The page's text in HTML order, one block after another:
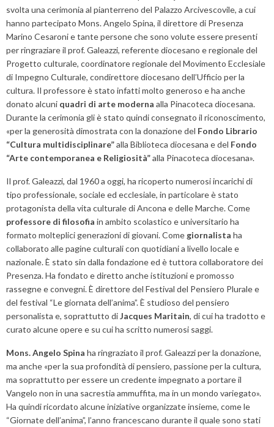
svolta una cerimonia al pianterreno del Palazzo Arcivescovile, a cui
hanno partecipato Mons. Angelo Spina, il direttore di Presenza
Marino Cesaroni e tante persone che sono volute essere presenti
per ringraziare il prof. Galeazzi, referente diocesano e regionale del
Progetto culturale, coordinatore regionale del Movimento Ecclesiale
di Impegno Culturale, condirettore diocesano dell’Ufficio per la
cultura. Il professore è stato infatti molto generoso e ha anche
donato alcuni quadri di arte moderna alla Pinacoteca diocesana.
Durante la cerimonia gli è stato quindi consegnato il riconoscimento,
«per la generosità dimostrata con la donazione del Fondo Librario
“Cultura multidisciplinare”alla Biblioteca diocesana e del Fondo
“Arte contemporanea e Religiosità”alla Pinacoteca diocesana».
Il prof. Galeazzi, dal 1960 a oggi, ha ricoperto numerosi incarichi di
tipo professionale, sociale ed ecclesiale, in particolare è stato
protagonista della vita culturale di Ancona e delle Marche. Come
professore di filosofia in ambito scolastico e universitario ha
formato molteplici generazioni di giovani. Come giornalista ha
collaborato alle pagine culturali con quotidiani a livello locale e
nazionale. È stato sin dalla fondazione ed è tuttora collaboratore dei
Presenza. Ha fondato e diretto anche istituzioni e promosso
rassegne e convegni. È direttore del Festival del Pensiero Plurale e
del festival “Le giornata dell’anima”. È studioso del pensiero
personalista e, soprattutto diJacques Maritain, di cui ha tradotto e
curato alcune opere e su cui ha scritto numerosi saggi.
Mons. Angelo Spina ha ringraziato il prof. Galeazzi per la donazione,
ma anche «per la sua profondità di pensiero, passione per la cultura,
ma soprattutto per essere un credente impegnato a portare il
Vangelo non in una sacrestia ammuffita, ma in un mondo variegato».
Ha quindi ricordato alcune iniziative organizzate insieme, come le
“Giornate dell’anima”, l’anno francescano durante il quale sono stati